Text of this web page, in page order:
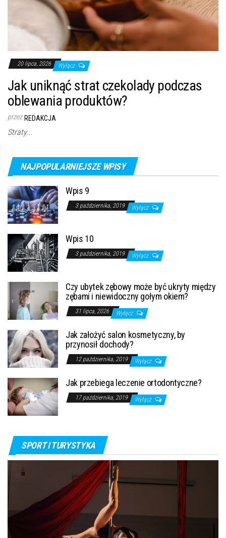
20 lipca, 2026 Wyłącz
Jak uniknąć strat czekolady podczas
oblewania produktów?
przez REDAKCJA
Straty...
NAJPOPULARNIEJSZE WPISY
Wpis 9
3 października, 2019 Wyłącz
Wpis 10
3 października, 2019 Wyłącz
Czy ubytek zębowy może być ukryty między
zębami i niewidoczny gołym okiem?
31 lipca, 2026 Wyłącz
Jak założyć salon kosmetyczny, by
przynosił dochody?
12 października, 2019 Wyłącz
Jak przebiega leczenie ortodontyczne?
17 października, 2019 Wyłącz
SPORT I TURYSTYKA